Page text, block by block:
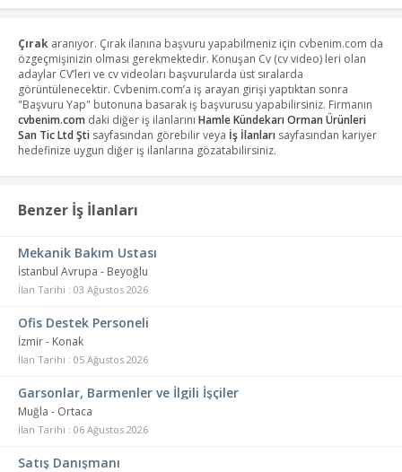
Çırak aranıyor. Çırak ilanına başvuru yapabilmeniz için cvbenim.com da
özgeçmişinizin olması gerekmektedir. Konuşan Cv (cv video) leri olan
adaylar CV’leri ve cv videoları başvurularda üst sıralarda
görüntülenecektir. Cvbenim.com’a iş arayan girişi yaptıktan sonra
"Başvuru Yap" butonuna basarak iş başvurusu yapabilirsiniz. Firmanın
cvbenim.com daki diğer iş ilanlarını Hamle Kündekarı Orman Ürünleri
San Tic Ltd Şti sayfasından görebilir veya İş İlanları sayfasından kariyer
hedefinize uygun diğer iş ilanlarına gözatabilirsiniz.
Benzer İş İlanları
Mekanik Bakım Ustası
İstanbul Avrupa - Beyoğlu
İlan Tarihi : 03 Ağustos 2026
Ofis Destek Personeli
İzmir - Konak
İlan Tarihi : 05 Ağustos 2026
Garsonlar, Barmenler ve İlgili İşçiler
Muğla - Ortaca
İlan Tarihi : 06 Ağustos 2026
Satış Danışmanı